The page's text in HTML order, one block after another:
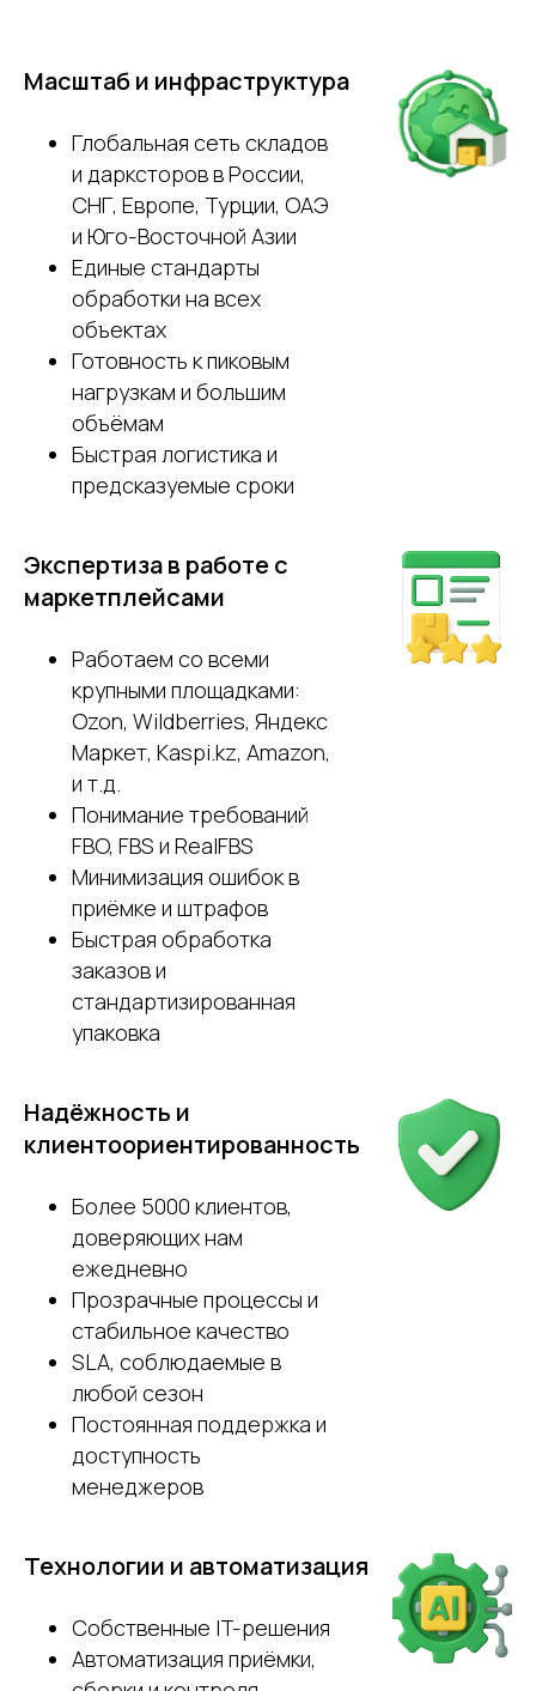
Масштаб и инфраструктура
Глобальная сеть складов
и дарксторов в России,
СНГ, Европе, Турции, ОАЭ
и Юго-Восточной Азии
Единые стандарты
обработки на всех
объектах
Готовность к пиковым
нагрузкам и большим
объёмам
Быстрая логистика и
предсказуемые сроки
Экспертиза в работе с
маркетплейсами
Работаем со всеми
крупными площадками:
Ozon, Wildberries, Яндекс
Маркет, Kaspi.kz, Amazon,
и т.д.
Понимание требований
FBO, FBS и RealFBS
Минимизация ошибок в
приёмке и штрафов
Быстрая обработка
заказов и
стандартизированная
упаковка
Надёжность и
клиентоориентированность
Более 5000 клиентов,
доверяющих нам
ежедневно
Прозрачные процессы и
стабильное качество
SLA, соблюдаемые в
любой сезон
Постоянная поддержка и
доступность
менеджеров
Технологии и автоматизация
Собственные IT-решения
Автоматизация приёмки,
Не знаете, с чего начать
работу с фулфилментом?
Проконсультируем
бесплатно
+7
обработку персональных данных
Подробнее можно прочитать в
Политике
ПОЛУЧИТЬ КОНСУЛЬТАЦИЮ